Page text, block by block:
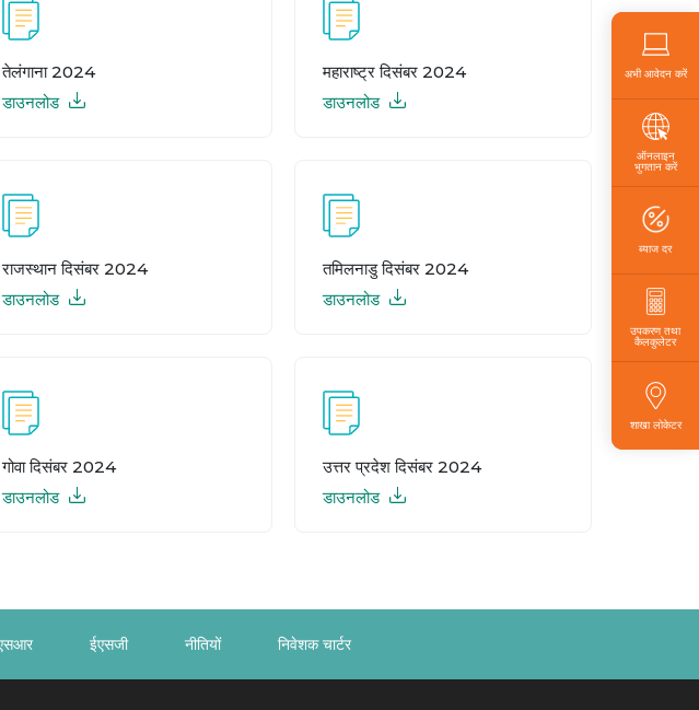
तेलंगाना 2024
डाउनलोड
महाराष्ट्र दिसंबर 2024
डाउनलोड
राजस्थान दिसंबर 2024
डाउनलोड
तमिलनाडु दिसंबर 2024
डाउनलोड
गोवा दिसंबर 2024
डाउनलोड
उत्तर प्रदेश दिसंबर 2024
डाउनलोड
ईएसजी नीतियों निवेशक चार्टर
अभी आवेदन करें
ऑनलाइन
भुगतान करें
ब्याज दर
उपकरण तथा
कैलकुलेटर
शाखा लोकेटर